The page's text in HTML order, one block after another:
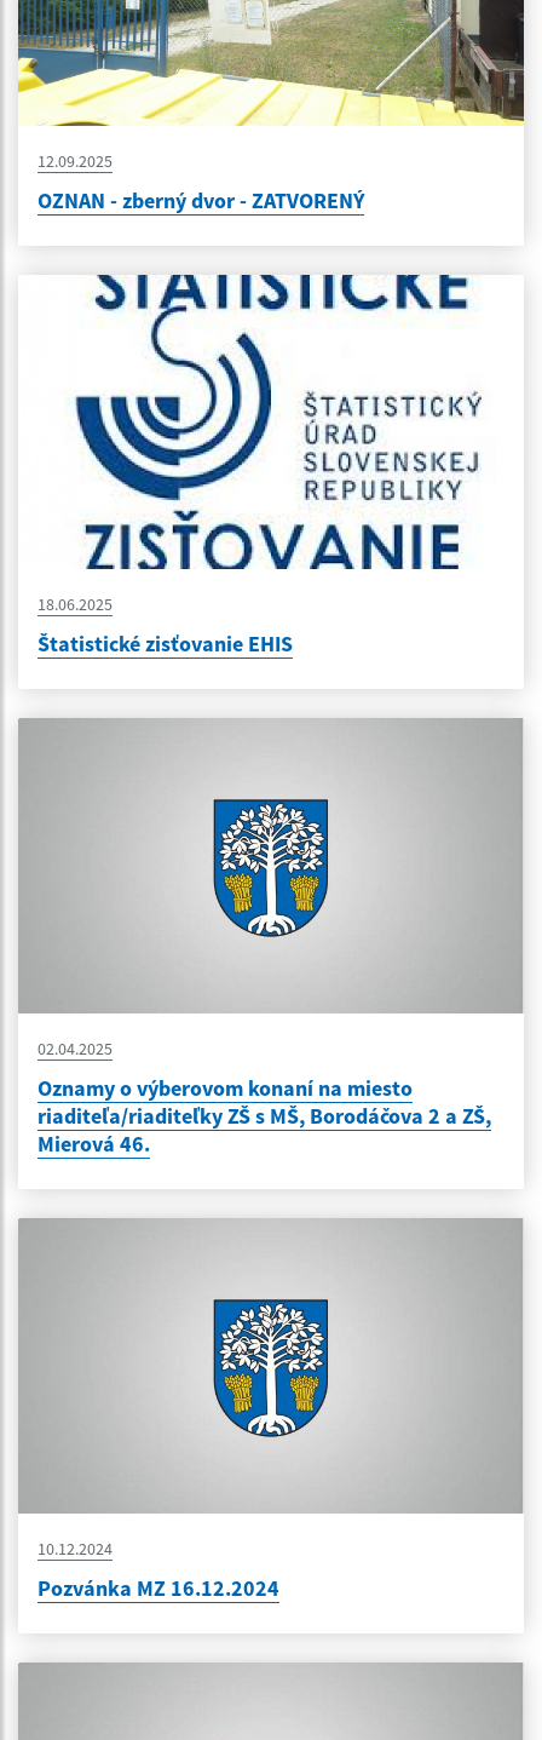
12.09.2025
OZNAN - zberný dvor - ZATVORENÝ
18.06.2025
Štatistické zisťovanie EHIS
02.04.2025
Oznamy o výberovom konaní na miesto
riaditeľa/riaditeľky ZŠ s MŠ, Borodáčova 2 a ZŠ,
Mierová 46.
10.12.2024
Pozvánka MZ 16.12.2024